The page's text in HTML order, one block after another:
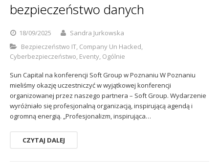
bezpieczeństwo danych
18/09/2025
Sandra Jurkowska
Bezpieczeństwo IT, Company Un Hacked,
Cyberbezpieczeństwo, Eventy, Ogólnie
Sun Capital na konferencji Soft Group w Poznaniu W Poznaniu
mieliśmy okazję uczestniczyć w wyjątkowej konferencji
organizowanej przez naszego partnera – Soft Group. Wydarzenie
wyróżniało się profesjonalną organizacją, inspirującą agendą i
ogromną energią. „Profesjonalizm, inspirująca…
CZYTAJ DALEJ